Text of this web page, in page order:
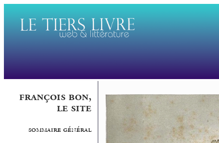
françois bon,
le site
sommaire général